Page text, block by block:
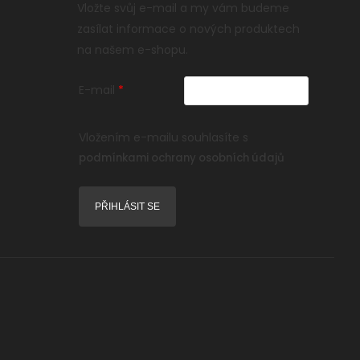
Vložte svůj e-mail a my vám budeme
zasílat informace o nových produktech
na našem e-shopu.
E-mail
Vložením e-mailu souhlasíte s
podmínkami ochrany osobních údajů
PŘIHLÁSIT SE